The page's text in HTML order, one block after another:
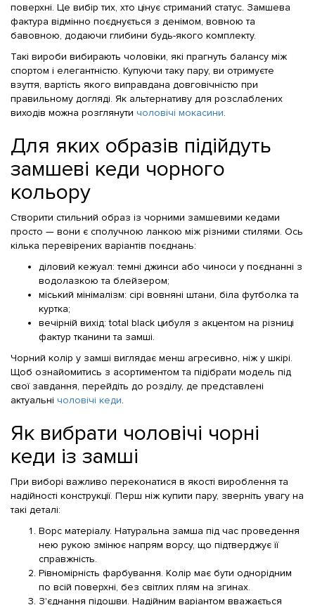
поверхні. Це вибір тих, хто цінує стриманий статус. Замшева
фактура відмінно поєднується з денімом, вовною та
бавовною, додаючи глибини будь-якого комплекту.
Такі вироби вибирають чоловіки, які прагнуть балансу між
спортом і елегантністю. Купуючи таку пару, ви отримуєте
взуття, вартість якого виправдана довговічністю при
правильному догляді. Як альтернативу для розслаблених
виходів можна розглянути чоловічі мокасини.
Для яких образів підійдуть
замшеві кеди чорного
кольору
Створити стильний образ із чорними замшевими кедами
просто — вони є сполучною ланкою між різними стилями. Ось
кілька перевірених варіантів поєднань:
діловий кежуал: темні джинси або чиноси у поєднанні з
водолазкою та блейзером;
міський мінімалізм: сірі вовняні штани, біла футболка та
куртка;
вечірній вихід: total black цибуля з акцентом на різниці
фактур тканини та замші.
Чорний колір у замші виглядає менш агресивно, ніж у шкірі.
Щоб ознайомитись з асортиментом та підібрати модель під
свої завдання, перейдіть до розділу, де представлені
актуальні чоловічі кеди.
Як вибрати чоловічі чорні
кеди із замші
При виборі важливо переконатися в якості вироблення та
надійності конструкції. Перш ніж купити пару, зверніть увагу на
такі деталі:
Ворс матеріалу. Натуральна замша під час проведення
нею рукою змінює напрям ворсу, що підтверджує її
справжність.
Рівномірність фарбування. Колір має бути однорідним
по всій поверхні, без світлих плям на згинах.
З'єднання підошви. Надійним варіантом вважається